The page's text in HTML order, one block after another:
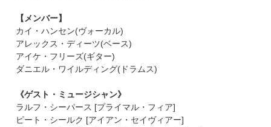
【メンバー】
カイ・ハンセン(ヴォーカル)
アレックス・ディーツ(ベース)
アイケ・フリーズ(ギター)
ダニエル・ワイルディング(ドラムス)
《ゲスト・ミュージシャン》
ラルフ・シーパース [プライマル・フィア]
ピート・シールク [アイアン・セイヴィアー]